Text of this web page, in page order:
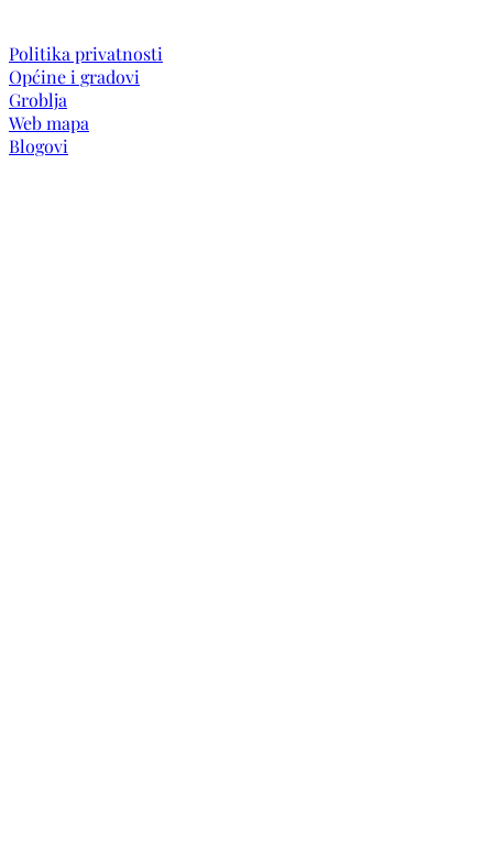
Politika privatnosti
Općine i gradovi
Groblja
Web mapa
Blogovi